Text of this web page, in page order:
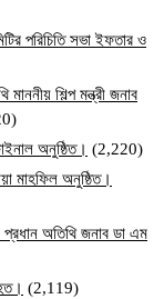
পরিচিতি সভা ইফতার ও
মাননীয় শিল্প মন্ত্রী জনাব
অনুষ্ঠিত। (2,220)
মাহফিল অনুষ্ঠিত।
প্রধান অতিথি জনাব ডা এম
(2,119)